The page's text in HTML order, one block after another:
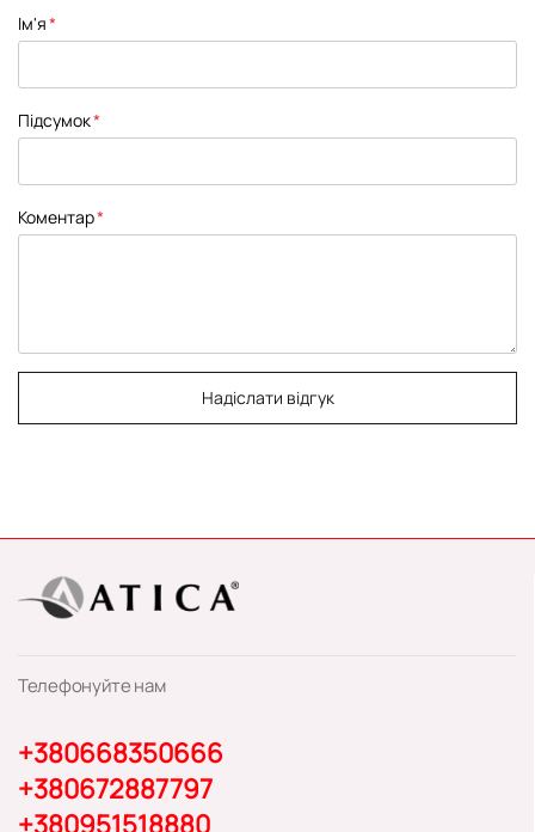
star
stars
stars
stars
stars
Ім'я
Підсумок
Коментар
Надіслати відгук
Телефонуйте нам
+380668350666
+380672887797